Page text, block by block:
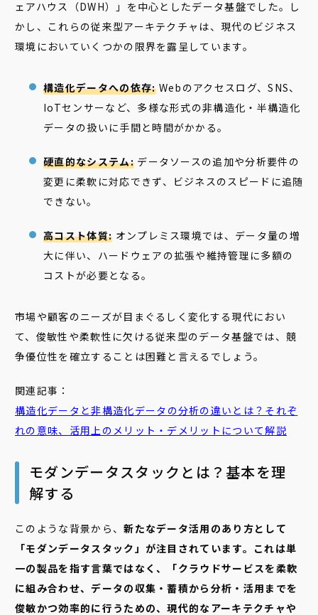
ェアハウス（DWH）」を中心としたデータ基盤でした。し
かし、これらの従来型アーキテクチャは、現代のビジネス
環境においていくつかの限界を露呈しています。
構造化データへの依存:Webのアクセスログ、SNS、
IoTセンサーなど、多様な形式の非構造化・半構造化
データの扱いに手間と時間がかかる。
硬直的なシステム:データソースの追加や分析要件の
変更に柔軟に対応できず、ビジネスのスピードに追随
できない。
高コスト体質: オンプレミス環境では、データ量の増
大に伴い、ハードウェアの拡張や維持管理に多額の
コストが必要となる。
市場や顧客のニーズが目まぐるしく変化する現代におい
て、俊敏性や柔軟性に欠ける従来型のデータ基盤では、競
争優位性を確立することは困難と言えるでしょう。
関連記事：
構造化データ と非構造化データ の分析の違いとは？それぞ
れの意味、活用上のメリット・デメリットについて解説
モダンデータスタックとは？基本を理
解する
このような背景から、新たなデータ活用のあり方として
「モダンデータスタック」が注目されています。これは単
一の製品を指す言葉ではなく、「クラウドサービスを柔軟
に組み合わせ、データの収集・蓄積から分析・活用までを
俊敏かつ効率的に行うための、現代的なアーキテクチャや